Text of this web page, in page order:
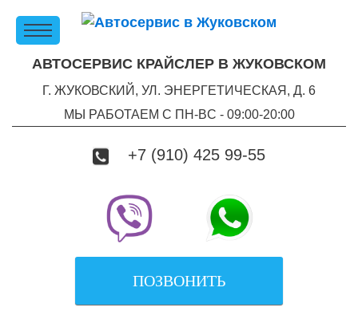
АВТОСЕРВИС КРАЙСЛЕР В ЖУКОВСКОМ
Г. ЖУКОВСКИЙ, УЛ. ЭНЕРГЕТИЧЕСКАЯ, Д. 6
МЫ РАБОТАЕМ С ПН-ВC - 09:00-20:00
+7 (910) 425 99-55
ПОЗВОНИТЬ